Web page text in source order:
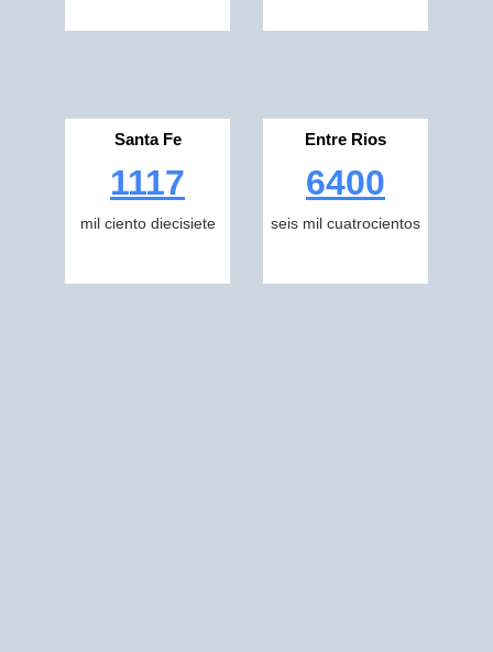
Santa Fe
1117
mil ciento diecisiete
Entre Rios
6400
seis mil cuatrocientos